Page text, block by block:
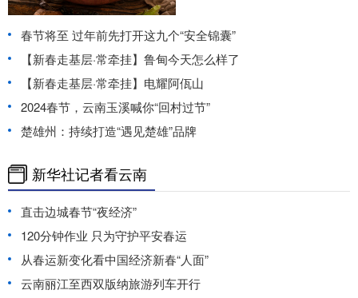
春节将至 过年前先打开这九个“安全锦囊”
【新春走基层·常牵挂】鲁甸今天怎么样了
【新春走基层·常牵挂】电耀阿佤山
2024春节，云南玉溪喊你“回村过节”
楚雄州：持续打造“遇见楚雄”品牌
新华社记者看云南
直击边城春节“夜经济”
120分钟作业 只为守护平安春运
从春运新变化看中国经济新春“人面”
云南丽江至西双版纳旅游列车开行